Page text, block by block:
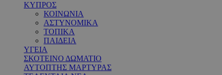
ΚΥΠΡΟΣ
ΚΟΙΝΩΝΙΑ
ΑΣΤΥΝΟΜΙΚΑ
ΤΟΠΙΚΑ
ΠΑΙΔΕΙΑ
ΥΓΕΙΑ
ΣΚΟΤΕΙΝΟ ΔΩΜΑΤΙΟ
ΑΥΤΟΠΤΗΣ ΜΑΡΤΥΡΑΣ